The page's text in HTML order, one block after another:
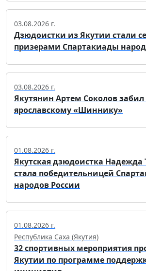
03.08.2026 г.
Дзюдоистки из Якутии стали
призерами Спартакиады
03.08.2026 г.
Якутянин Артем Соколов забил
ярославскому «Шиннику»
01.08.2026 г.
Якутская дзюдоистка Надежда
стала победительницей
народов России
01.08.2026 г.
Республика Саха (Якутия)
32 спортивных мероприятия
Якутии по программе